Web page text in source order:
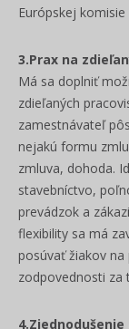
Európskej komisie
3.Prax na
Má sa doplniť
zdieľaných
zamestnávateľ
nejakú formu
zmluva, dohoda.
stavebníctvo,
prevádzok a
flexibility sa má
posúvať žiakov na
zodpovednosti za